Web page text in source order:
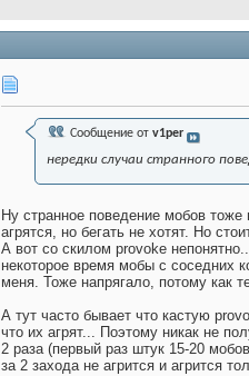
Сообщение от v1per
нередки случаи странного
Ну странное поведение мобов
агрятся, но бегать не хотят. Но
А вот со скилом provoke
некоторое время мобы с соседних
меня. Тоже напрягало, потому как
А тут часто бывает что кастую
что их агрят... Поэтому никак не
2 раза (первый раз штук 15-20
за 2 захода не агрится и агрится